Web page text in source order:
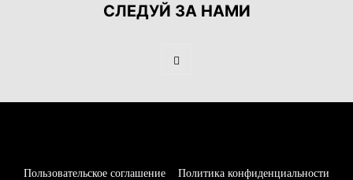
СЛЕДУЙ ЗА НАМИ
Пользовательское соглашение Политика конфиденциальности